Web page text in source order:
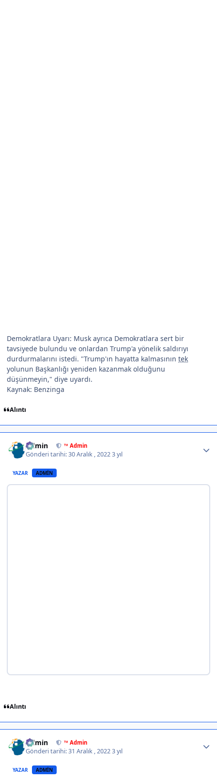
Demokratlara Uyarı: Musk ayrıca Demokratlara sert bir
tavsiyede bulundu ve onlardan Trump'a yönelik saldırıyı
durdurmalarını istedi. "Trump'ın hayatta kalmasının tek
yolunun Başkanlığı yeniden kazanmak olduğunu
düşünmeyin," diye uyardı.
Kaynak: Benzinga
Alıntı
Admin ™ Admin
Gönderi tarihi:30 Aralık , 20223 yıl
YAZAR ADMIN
Alıntı
Admin ™ Admin
Gönderi tarihi:31 Aralık , 20223 yıl
YAZAR ADMIN